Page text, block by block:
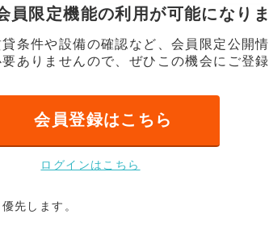
限定機能の利用が可能になりま
条件や設備の確認など、会員限定公開
ありませんので、ぜひこの機会にご登録
会員登録はこちら
ログインはこちら
先します。